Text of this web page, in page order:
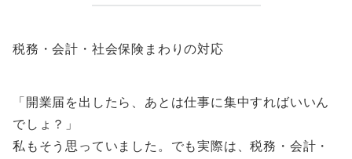
税務・会計・社会保険まわりの対応
「開業届を出したら、あとは仕事に集中すればいいん
でしょ？」
私もそう思っていました。でも実際は、税務・会計・